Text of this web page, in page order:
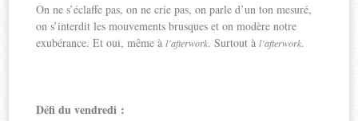
On ne s’éclaffe pas, on ne crie pas, on parle d’un ton mesuré,
on s’interdit les mouvements brusques et on modère notre
exubérance. Et oui, même àl’afterwork. Surtout àl’afterwork.
Défi du vendredi :